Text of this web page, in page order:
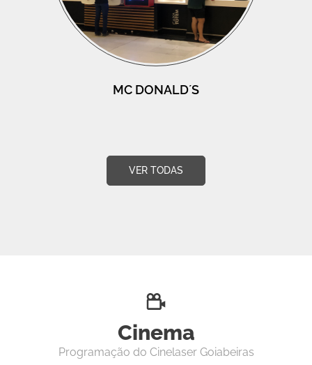
MC DONALD´S
VER TODAS
Cinema
Programação do Cinelaser Goiabeiras